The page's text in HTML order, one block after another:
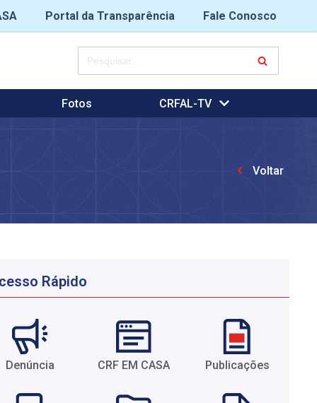
Portal da Transparência
Fale Conosco
Fotos CRFAL-TV
Voltar
Rápido
Denúncia CRF EM CASA Publicações